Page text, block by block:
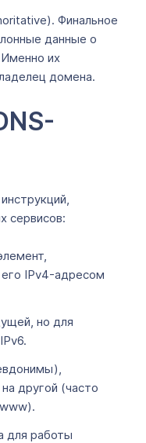
Финальное
данные о
их
домена.
сервисов:
IPv4-адресом
но для
другой (часто
для работы